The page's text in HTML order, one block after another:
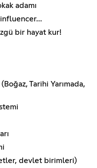
adamı
bir hayat kur!
Tarihi Yarımada,
devlet birimleri)